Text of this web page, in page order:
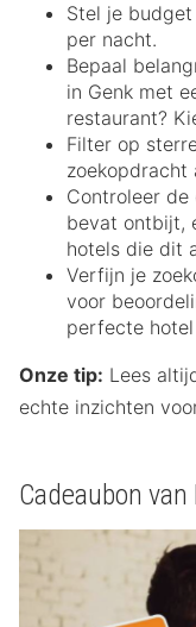
Stel je
per nacht.
Bepaal
in Genk met
restaurant?
Filter op
zoekopdracht
Controleer de
bevat ontbijt,
hotels die dit
Verfijn je
voor
perfecte
Onze tip: Lees
echte inzichten
Cadeaubon